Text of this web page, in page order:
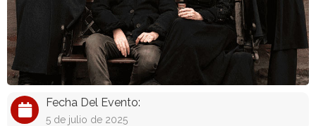
Fecha Del Evento:
5 de julio de 2025